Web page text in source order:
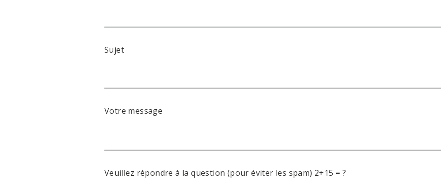
Sujet
Votre message
Veuillez répondre à la question (pour éviter les spam) 2+15 = ?